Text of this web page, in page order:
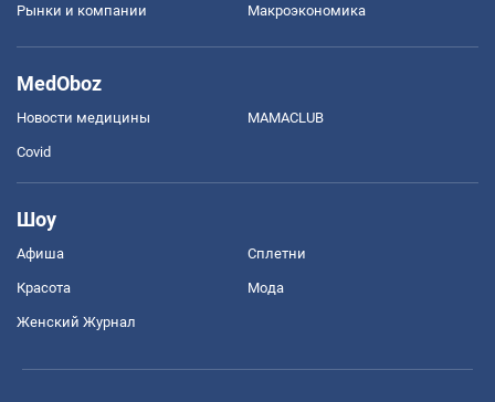
Рынки и компании Mакроэкономика
MedOboz
Новости медицины MAMACLUB
Covid
Шоу
Афиша Сплетни
Красота Мода
Женский Журнал